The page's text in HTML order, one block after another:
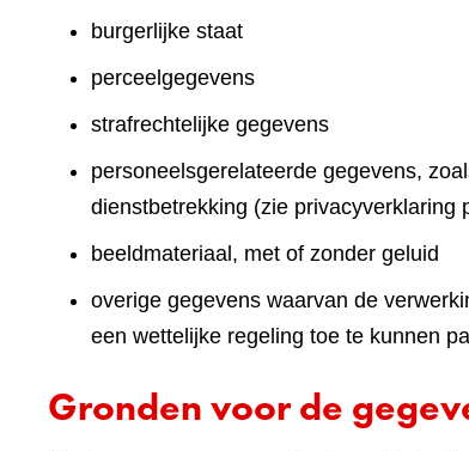
burgerlijke staat
perceelgegevens
strafrechtelijke gegevens
personeelsgerelateerde gegevens,
dienstbetrekking (zie privacyverklaring
beeldmateriaal, met of zonder geluid
overige gegevens waarvan de
een wettelijke regeling toe te kunnen
Gronden voor de